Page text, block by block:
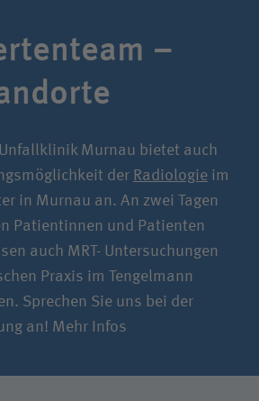
–
Unfallklinik Murnau bietet auch
der Radiologie im
in Murnau an. An zwei Tagen
Patientinnen und Patienten
auch MRT- Untersuchungen
Praxis im Tengelmann
Sprechen Sie uns bei der
an! Mehr Infos